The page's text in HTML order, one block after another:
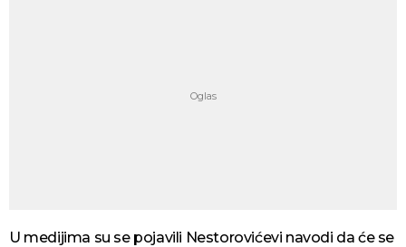
U medijima su se pojavili Nestorovićevi navodi da će se